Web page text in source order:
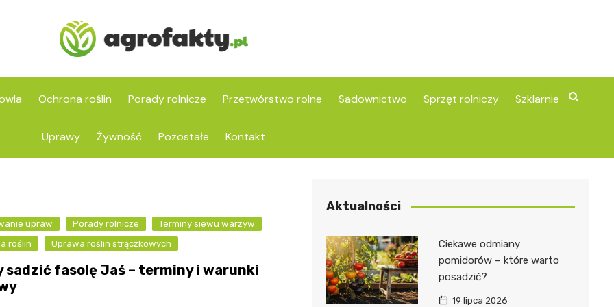
Ochrona roślin Porady rolnicze Przetwórstwo rolne Sadownictwo Sprzęt rolniczy Szklarnie
Uprawy Żywność Pozostałe Kontakt
upraw Porady rolnicze
Terminy siewu warzyw
roślin
Uprawa roślin strączkowych
sadzić fasolę Jaś – terminy i warunki
Aktualności
Ciekawe odmiany
pomidorów – które warto
posadzić?
19 lipca 2026